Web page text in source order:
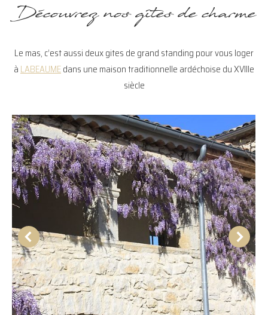
Découvrez nos gîtes de charme
Le mas, c’est aussi deux gites de grand standing pour vous loger
àLABEAUMEdans une maison traditionnelle ardéchoise du XVIIIe
siècle